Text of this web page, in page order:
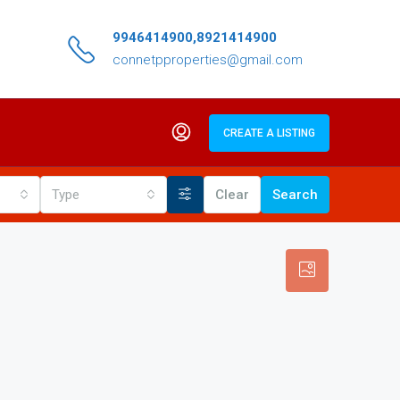
9946414900,8921414900
connetpproperties@gmail.com
CREATE A LISTING
Type Clear Search